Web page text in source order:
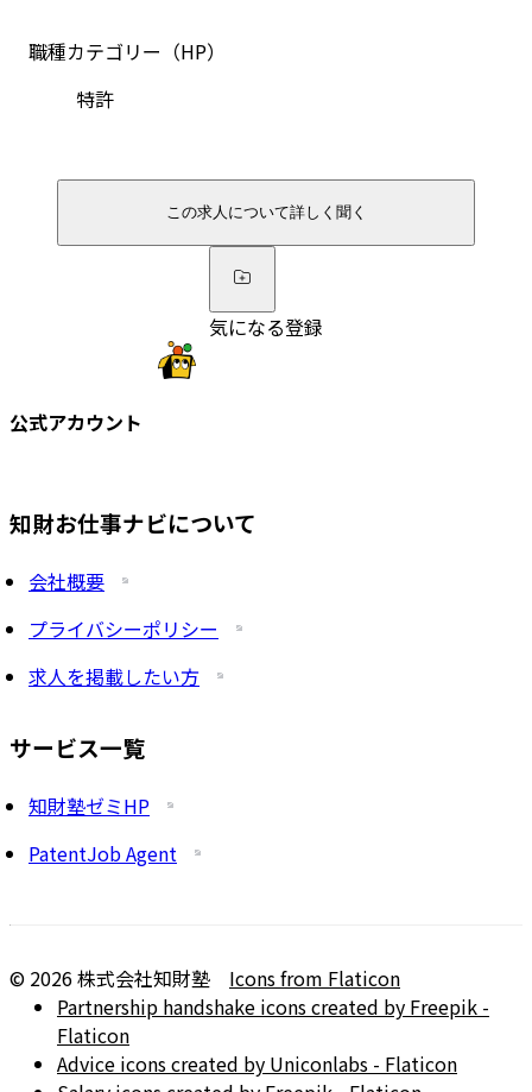
職種カテゴリー（HP）
特許
この求人について詳しく聞く
気になる登録
公式アカウント
知財お仕事ナビについて
会社概要
プライバシーポリシー
求人を掲載したい方
サービス一覧
知財塾ゼミHP
PatentJob Agent
© 2026株式会社知財塾
Icons from Flaticon
Partnership handshake icons created by Freepik -
Flaticon
Advice icons created by Uniconlabs - Flaticon